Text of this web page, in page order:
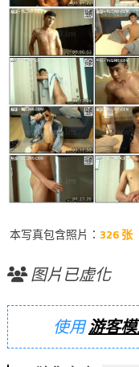
本写真包含照片： 326 张
图片已虚化
使用游客